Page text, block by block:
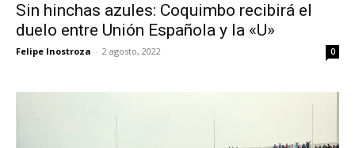
Sin hinchas azules: Coquimbo recibirá el
duelo entre Unión Española y la «U»
Felipe Inostroza - 2 agosto, 2022 0